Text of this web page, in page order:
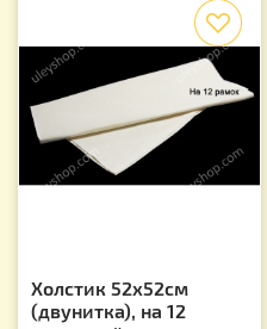
Холстик 52х52см
(двунитка), на 12